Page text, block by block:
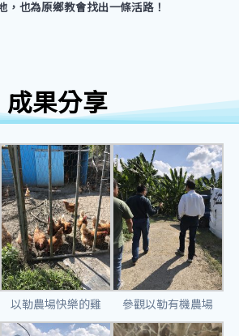
，也為原鄉教會找出一條活路！
成果分享
以勒農場快樂的雞 參觀以勒有機農場